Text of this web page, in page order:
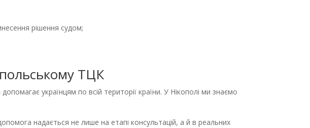
рішення судом;
ТЦК
українцям по всій території країни. У Нікополі ми знаємо
надається не лише на етапі консультацій, а й в реальних